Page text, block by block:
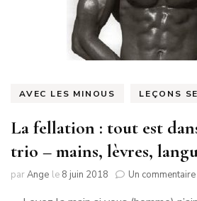
AVEC LES MINOUS LEÇONS
La fellation : tout est
trio – mains, lèvres,
parAnge le 8 juin 2018 Un commentaire